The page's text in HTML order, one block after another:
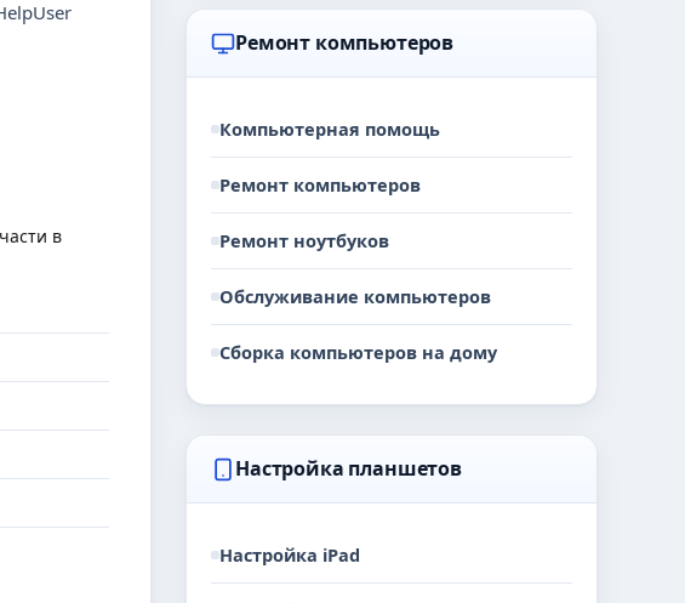
в
Ремонт компьютеров
Компьютерная помощь
Ремонт компьютеров
Ремонт ноутбуков
Обслуживание компьютеров
Сборка компьютеров на дому
Настройка планшетов
Настройка iPad